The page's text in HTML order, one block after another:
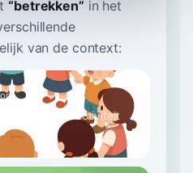
“betrekken” in het
van de context:
situatie of activiteit